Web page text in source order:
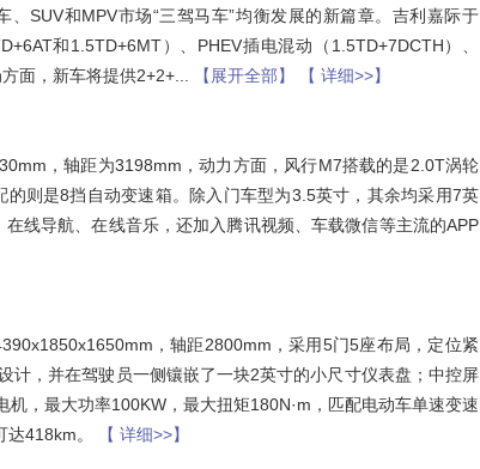
SUV和MPV市场“三驾马车”均衡发展的新篇章。吉利嘉际于
和1.5TD+6MT）、PHEV插电混动（1.5TD+7DCTH）、
面，新车将提供2+2+
【展开全部】 【 详细>>】
，轴距为3198mm，动力方面，风行M7搭载的是2.0T涡轮
则是8挡自动变速箱。除入门车型为3.5英寸，其余均采用7英
线导航、在线音乐，还加入腾讯视频、车载微信等主流的APP
，轴距2800mm，采用5门5座布局，定位紧
计，并在驾驶员一侧镶嵌了一块2英寸的小尺寸仪表盘；中控屏
，最大功率100KW，最大扭矩180N·m，匹配电动车单速变速
达418km。
【 详细>>】